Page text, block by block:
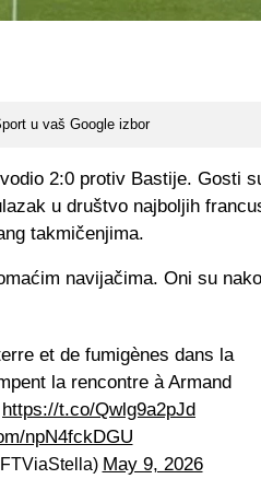
u vaš Google izbor
2:0 protiv Bastije. Gosti
u društvo najboljih
takmičenjima.
navijačima. Oni su
et de fumigènes dans la
la rencontre à Armand
https://t.co/Qwlg9a2pJd
npN4fckDGU
May 9, 2026